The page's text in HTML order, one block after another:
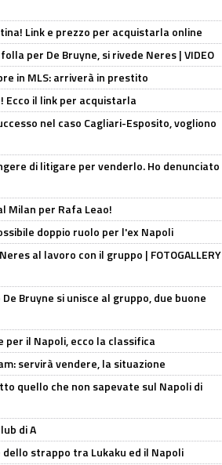
Link e prezzo per acquistarla online
per De Bruyne, si rivede Neres | VIDEO
in MLS: arriverà in prestito
Ecco il link per acquistarla
nel caso Cagliari-Esposito, vogliono
di litigare per venderlo. Ho denunciato
Milan per Rafa Leao!
doppio ruolo per l'ex Napoli
al lavoro con il gruppo | FOTOGALLERY
Bruyne si unisce al gruppo, due buone
per il Napoli, ecco la classifica
servirà vendere, la situazione
quello che non sapevate sul Napoli di
di A
dello strappo tra Lukaku ed il Napoli